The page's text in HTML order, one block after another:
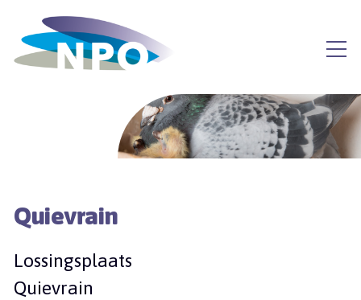
Quievrain
Lossingsplaats
Quievrain